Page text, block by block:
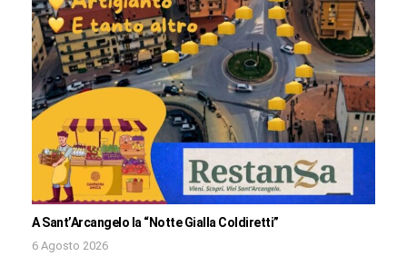
A Sant’Arcangelo la “Notte Gialla Coldiretti”
6 Agosto 2026